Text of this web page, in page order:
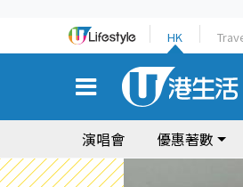
HK
演唱會 優惠著數